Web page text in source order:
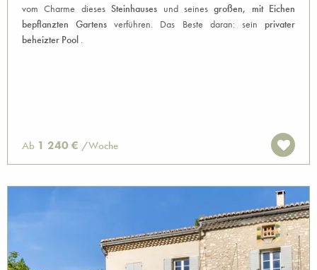
vom Charme diesesSteinhauses und seinesgroßen, mit Eichen
bepflanzten Gartens verführen. Das Beste daran: sein privater
beheizter Pool .
Ab 1 240 € /Woche